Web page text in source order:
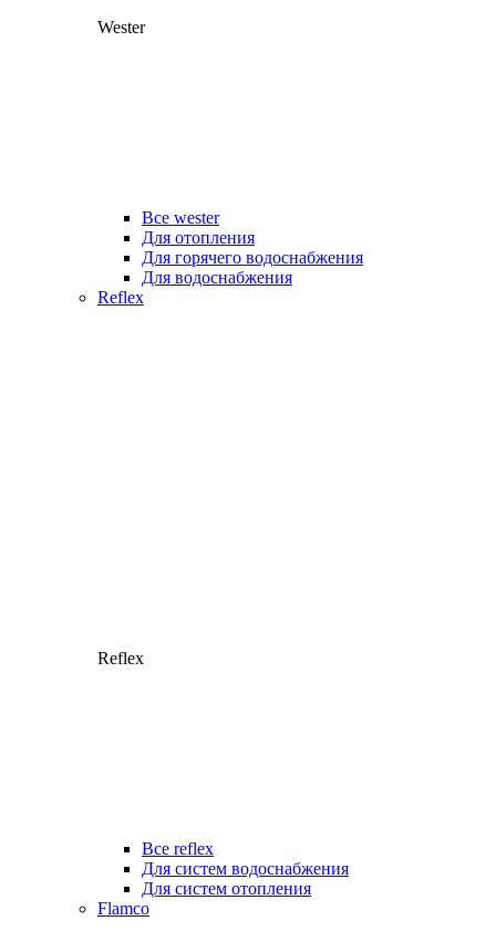
Wester
Все wester
Для отопления
Для горячего водоснабжения
Для водоснабжения
Reflex
Reflex
Все reflex
Для систем водоснабжения
Для систем отопления
Flamco